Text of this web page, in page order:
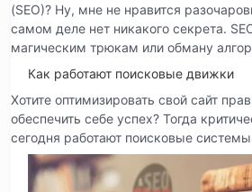
(SEO)? Ну, мне не нравится
самом деле нет никакого секрета.
магическим трюкам или обману
Как работают поисковые движки
Хотите оптимизировать свой сайт
обеспечить себе успех? Тогда
сегодня работают поисковые